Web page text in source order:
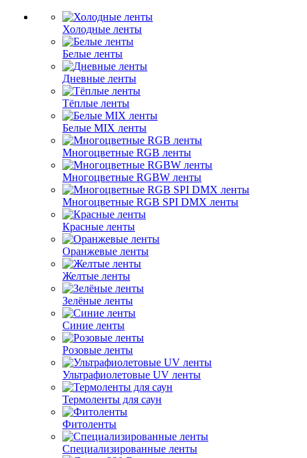
Холодные ленты
Белые ленты
Дневные ленты
Тёплые ленты
Белые MIX ленты
Многоцветные RGB ленты
Многоцветные RGBW ленты
Многоцветные RGB SPI DMX ленты
Красные ленты
Оранжевые ленты
Желтые ленты
Зелёные ленты
Синие ленты
Розовые ленты
Ультрафиолетовые UV ленты
Термоленты для саун
Фитоленты
Специализированные ленты